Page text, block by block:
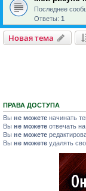
Последнее
Ответы: 1
Новая тема
ПРАВА ДОСТУПА
Вы не можете начинать
Вы не можете отвечать
Вы не можете
Вы не можете удалять